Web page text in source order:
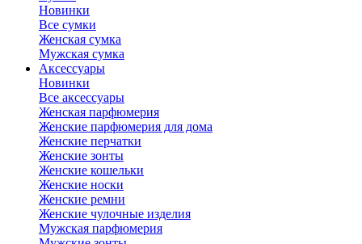
Новинки
Все сумки
Женская сумка
Мужская сумка
Аксессуары
Новинки
Все аксессуары
Женская парфюмерия
Женские парфюмерия для дома
Женские перчатки
Женские зонты
Женские кошельки
Женские носки
Женские ремни
Женские чулочные изделия
Мужская парфюмерия